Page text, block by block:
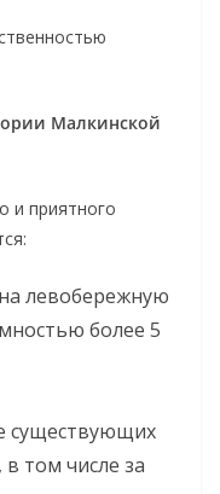
Малкинской
и приятного
левобережную
более 5
существующих
том числе за